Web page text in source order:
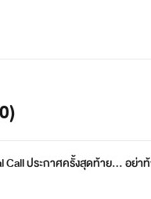
Call ประกาศครั้งสุดท้าย... อย่